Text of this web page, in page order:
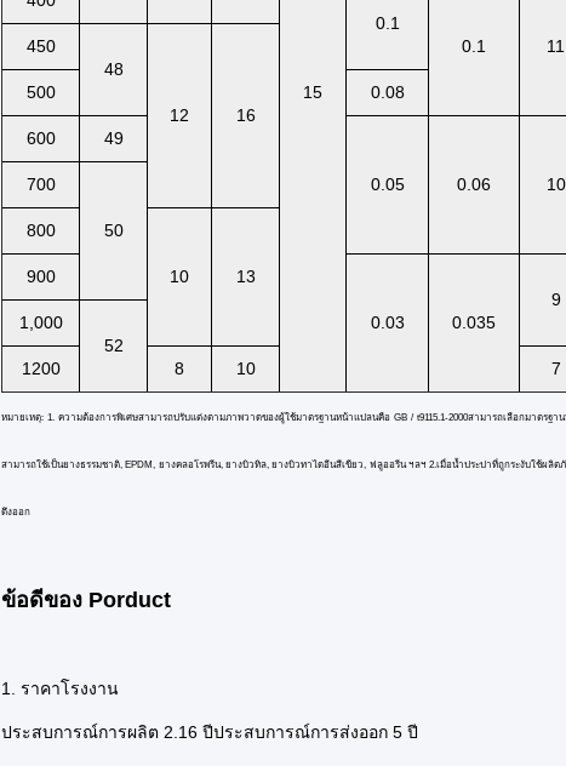
15
0.1
0.1
11
450
48
12 16
500 0.08
600
49
0.05 0.06 10
700
50
800
10 13
900
0.03 0.035
9
1,000
52
1200
8 10 7
หมายเหตุ: 1. ความต้องการพิเศษสามารถปรับแต่งตามภาพวาดของผู้ใช้มาตรฐานหน้าแปลนคือ GB / t9115.1-2000สามารถเลือกมาตร
สามารถใช้เป็นยางธรรมชาติ, EPDM, ยางคลอโรพรีน, ยางบิวทิล, ยางบิวทาไดอีนสีเขียว, ฟลูออรีน ฯลฯ 2.เมื่อน้ำประปาที่ถูกระงับใ
ดึงออก
ข้อดีของ Porduct
1. ราคาโรงงาน
ประสบการณ์การผลิต 2.16 ปีประสบการณ์การส่งออก 5 ปี